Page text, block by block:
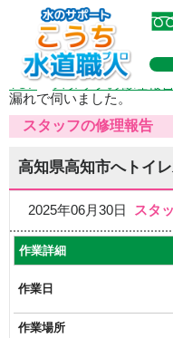
TOP>スタッフの修理報告
漏れで伺いました。
スタッフの修理報告
高知県高知市へトイ
2025年06月30日 スタ
作業詳細
作業日
作業場所